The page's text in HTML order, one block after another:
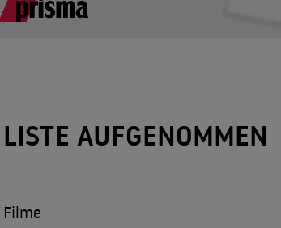
AUFGENOMMEN